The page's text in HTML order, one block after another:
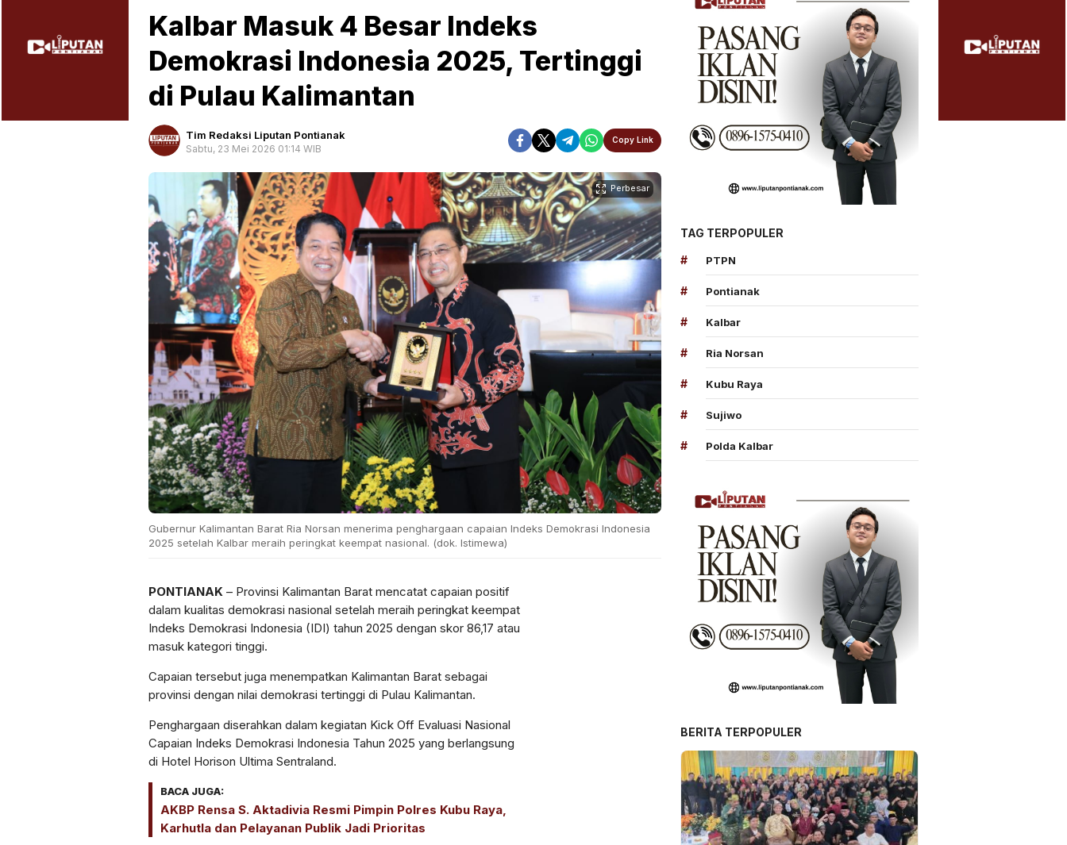
Kalbar Masuk 4 Besar Indeks
Demokrasi Indonesia 2025, Tertinggi
di Pulau Kalimantan
Tim Redaksi Liputan Pontianak
Sabtu, 23 Mei 2026 01:14 WIB
Copy Link
Perbesar
Gubernur Kalimantan Barat Ria Norsan menerima penghargaan capaian Indeks Demokrasi Indonesia
2025 setelah Kalbar meraih peringkat keempat nasional. (dok. Istimewa)
PONTIANAK – Provinsi Kalimantan Barat mencatat capaian positif
dalam kualitas demokrasi nasional setelah meraih peringkat keempat
Indeks Demokrasi Indonesia (IDI) tahun 2025 dengan skor 86,17 atau
masuk kategori tinggi.
Capaian tersebut juga menempatkan Kalimantan Barat sebagai
provinsi dengan nilai demokrasi tertinggi di Pulau Kalimantan.
Penghargaan diserahkan dalam kegiatan Kick Off Evaluasi Nasional
Capaian Indeks Demokrasi Indonesia Tahun 2025 yang berlangsung
di Hotel Horison Ultima Sentraland.
BACA JUGA:
AKBP Rensa S. Aktadivia Resmi Pimpin Polres Kubu Raya,
Karhutla dan Pelayanan Publik Jadi Prioritas
TAG TERPOPULER
#
PTPN
# Pontianak
# Kalbar
# Ria Norsan
# Kubu Raya
# Sujiwo
# Polda Kalbar
BERITA TERPOPULER